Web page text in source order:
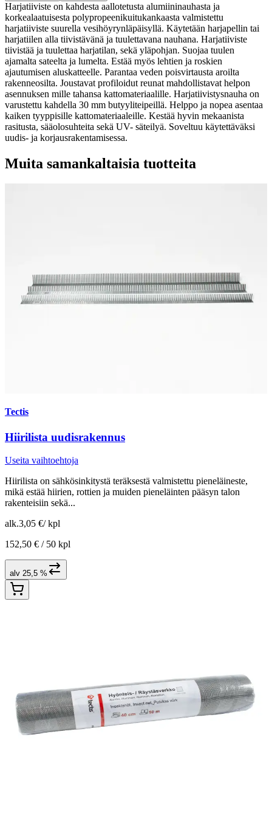
Harjatiiviste on kahdesta aallotetusta alumiininauhasta ja
korkealaatuisesta polypropeenikuitukankaasta valmistettu
harjatiiviste suurella vesihöyrynläpäisyllä. Käytetään harjapellin tai
harjatiilen alla tiivistävänä ja tuulettavana nauhana. Harjatiiviste
tiivistää ja tuulettaa harjatilan, sekä yläpohjan. Suojaa tuulen
ajamalta sateelta ja lumelta. Estää myös lehtien ja roskien
ajautumisen aluskatteelle. Parantaa veden poisvirtausta aroilta
rakenneosilta. Joustavat profiloidut reunat mahdollistavat helpon
asennuksen mille tahansa kattomateriaalille. Harjatiivistysnauha on
varustettu kahdella 30 mm butyyliteipeillä. Helppo ja nopea asentaa
kaiken tyyppisille kattomateriaaleille. Kestää hyvin mekaanista
rasitusta, sääolosuhteita sekä UV- säteilyä. Soveltuu käytettäväksi
uudis- ja korjausrakentamisessa.
Muita samankaltaisia tuotteita
Tectis
Hiirilista uudisrakennus
Useita vaihtoehtoja
Hiirilista on sähkösinkitystä teräksestä valmistettu pieneläineste,
mikä estää hiirien, rottien ja muiden pieneläinten pääsyn talon
rakenteisiin sekä...
alk.3,05 €/ kpl
152,50 € / 50 kpl
alv 25,5 %